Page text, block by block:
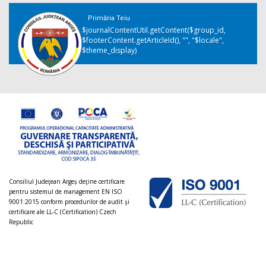
Primăria Teiu
$journalContentUtil.getContent($group_id,
$footerContent.getArticleId(), "", "$locale",
$theme_display)
Consiliul Judeţean Argeș deţine certificare
pentru sistemul de management EN ISO
9001:2015 conform procedurilor de audit şi
certificare ale LL-C (Certification) Czech
Republic